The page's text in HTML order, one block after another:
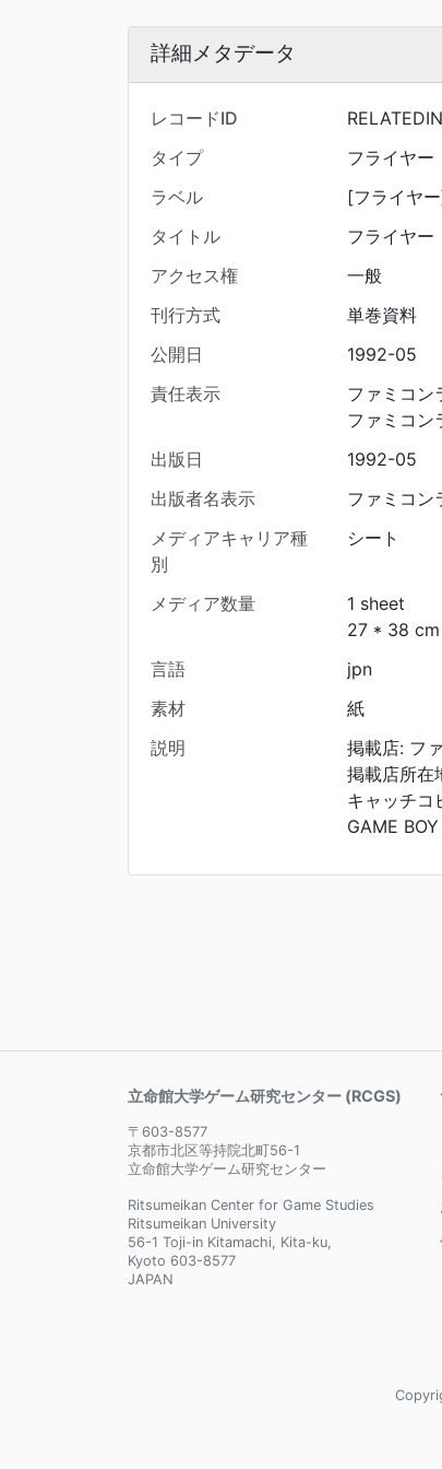
詳細メタデータ
レコードID
タイプ
フライヤー
ラベル
[フライヤ
タイトル
フライヤー
アクセス権
一般
刊行方式
単巻資料
公開日
1992-05
責任表示
ファミコン
ファミコン
出版日
1992-05
出版者名表示
ファミコン
メディアキャリア種
別
シート
メディア数量
1 sheet
27 * 38 cm
言語
jpn
素材
紙
説明
掲載店: フ
掲載店所在
キャッチコ
GAME
立命館大学ゲーム研究センター (RCGS)
〒603-8577
京都市北区等持院北町56-1
立命館大学ゲーム研究センター
Ritsumeikan Center for Game Studies
Ritsumeikan University
56-1 Toji-in Kitamachi, Kita-ku,
Kyoto 603-8577
JAPAN